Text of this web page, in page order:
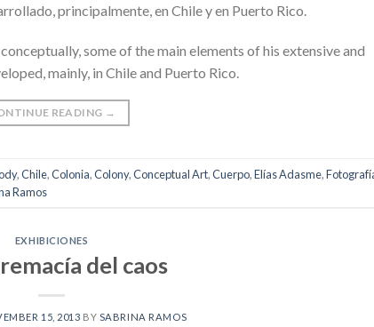
principalmente, en Chile y en Puerto Rico.
some of the main elements of his extensive and
mainly, in Chile and Puerto Rico.
READING →
,Chile,Colonia,Colony,Conceptual Art,Cuerpo,Elías Adasme,
Ramos
EXHIBICIONES
del caos
15, 2013 BY SABRINA RAMOS